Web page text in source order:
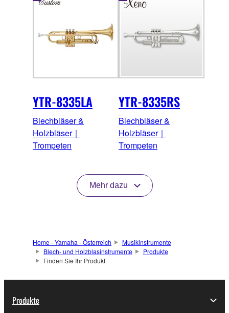
YTR-8335LA
Blechbläser &
Holzbläser｜
Trompeten
YTR-8335RS
Blechbläser &
Holzbläser｜
Trompeten
Mehr dazu
Home - Yamaha - Österreich
Musikinstrumente
Blech- und Holzblasinstrumente
Produkte
Finden Sie Ihr Produkt
Produkte